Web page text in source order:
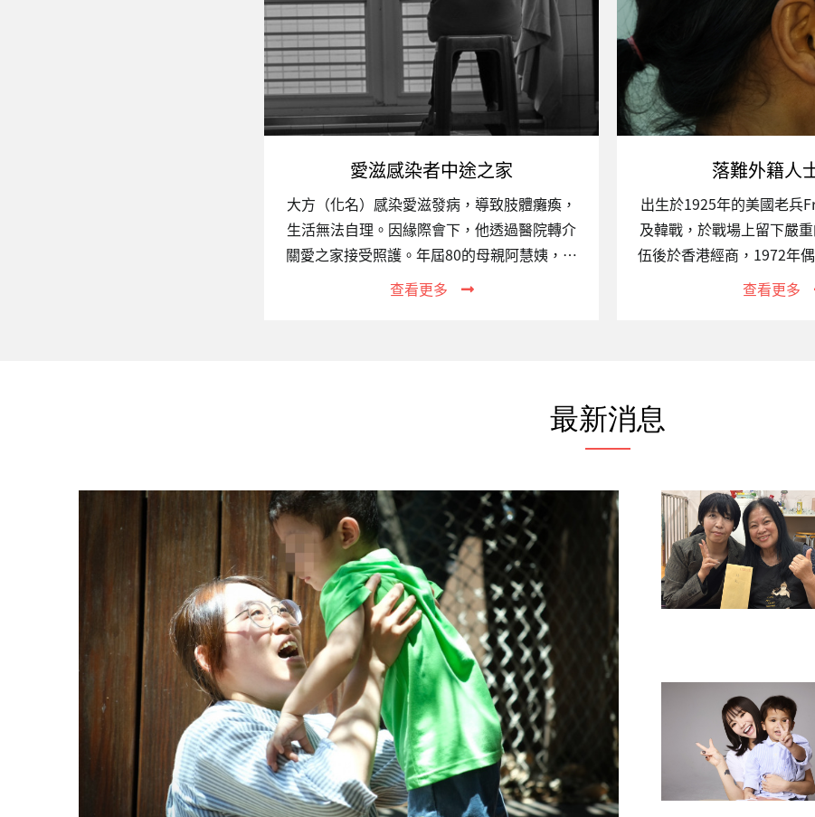
因毒癮而感染愛滋，甚至禍及下一代的高風險
家庭，社團法人台灣關愛之家協會高雄婦幼
部，94年便開始照顧遭受困境的婦女、兒童，
2011年11月成立的『…
家庭的溫暖，提供孩子們更適切的專業服務，
讓失家的孩子們能揮別陰霾、接納自己並關愛
別人。三、服務對象：提供床0至6歲幼兒，一
共12個床位。四、服務項目：生活照護：…
愛滋感染者中途之家
大方（化名）感染愛滋發病，導致肢體癱瘓，
生活無法自理。因緣際會下，他透過醫院轉介
關愛之家接受照護。年屆80的母親阿慧姨，無
需親力親為照顧，確實減輕許多身心負擔，也
發佝僂。她總會待上一整個下午，跟大方叨叨
絮絮說著話，陽光灑落，這便是屏東中心的日
愛滋感染者因為疾病及服用藥物、病情曝光及
社會污名標籤等原因，無法求助於原先的支援
網路而成為社會的邊緣者。…
查看更多
落難外籍人
出生於1925年的美國老兵
及韓戰，於戰場上留下嚴
伍後於香港經商，1972年
灣長達三十多年。2015年
療搶救，決定有尊嚴地離開
許多美國軍人前來致上敬意
愛的土地上。一、專案關
動已是現今高度全球化的
遷徙動機為
查看更多
最新消息